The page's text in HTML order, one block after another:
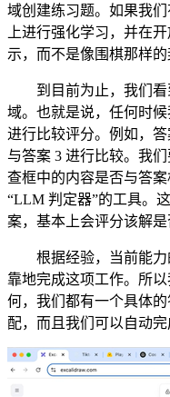
域创建练习题。如果我
上进行强化学习，并在
示，而不是像围棋那样的
到目前为止，我们看
域。也就是说，任何时
进行比较评分。例如，
与答案 3 进行比较。我
查框中的内容是否与答
“LLM 判定器”的工具。
案，基本上会评分该解是
根据经验，当前能力
靠地完成这项工作。所
何，我们都有一个具体
配，而且我们可以自动